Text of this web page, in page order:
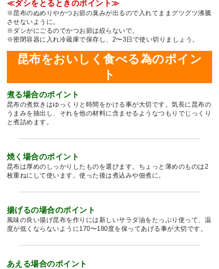
≪ダシをとるときのポイント≫
※昆布のぬめりやかつお節の臭みが出るので入れてままグツグツ沸騰
させないように。
※ダシがにごるのでかつお節は絞らないで。
※密閉容器に入れ冷蔵庫で保存し、2〜3日で使い切りましょう。
昆布をおいしく食べる為のポイン
ト
煮る場合のポイント
昆布の煮炊きはゆっくりと時間をかける事が大切です。気長に昆布の
うまみを抽出し、それを他の材料に含ませるようなつもりでじっくり
と煮詰めます。
焼く場合のポイント
昆布は厚めのしっかりしたものを選びます。ちょっと薄めのものは2
枚重ねにして使います。使った後は煮込みや佃煮に。
揚げるの場合のポイント
風味の良い揚げ昆布を作りには新しいサラダ油をたっぷり使って、温
度が低くならないように170〜180度を保ってあげる事が大切です。
あえる場合のポイント